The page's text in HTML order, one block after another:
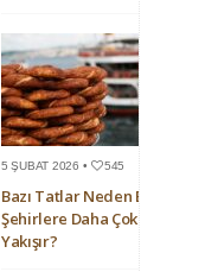
5 ŞUBAT 2026 • 545
Bazı Tatlar Neden Bazı
Şehirlere Daha Çok
Yakışır?